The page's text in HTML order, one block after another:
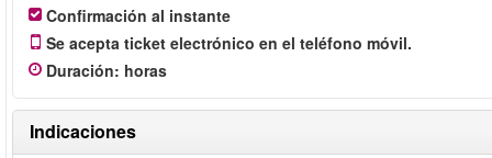
Confirmación al instante
Se acepta ticket electrónico en el teléfono móvil.
Duración: horas
Indicaciones